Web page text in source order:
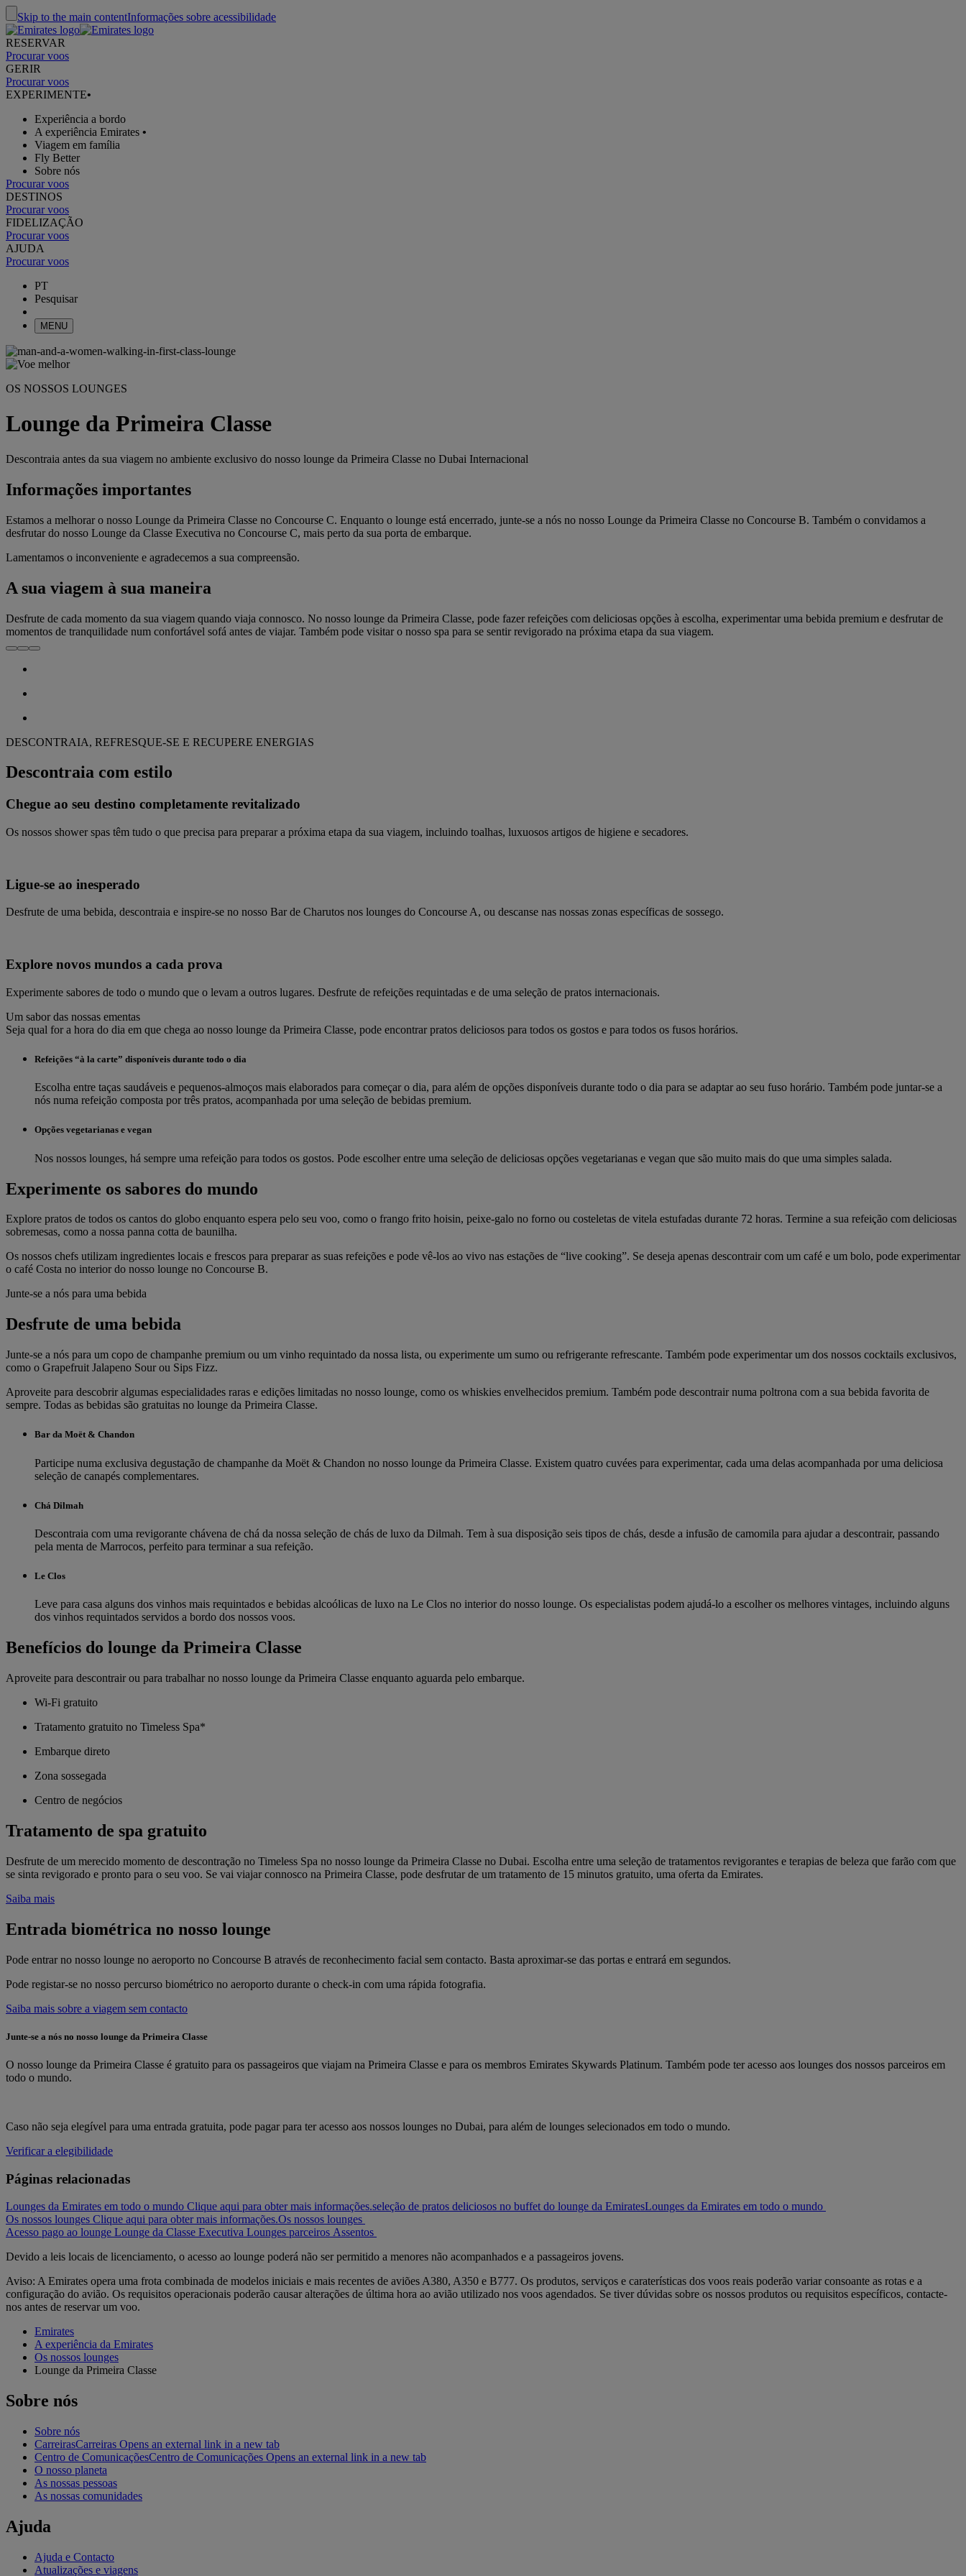
Skip to the main contentInformações sobre acessibilidade
RESERVAR
Procurar voos
GERIR
Procurar voos
EXPERIMENTE•
Experiência a bordo
A experiência Emirates •
Viagem em família
Fly Better
Sobre nós
Procurar voos
DESTINOS
Procurar voos
FIDELIZAÇÃO
Procurar voos
AJUDA
Procurar voos
PT
Pesquisar
MENU
OS NOSSOS LOUNGES
Lounge da Primeira Classe
Descontraia antes da sua viagem no ambiente exclusivo do nosso lounge da Primeira Classe no Dubai Internacional
Informações importantes
Estamos a melhorar o nosso Lounge da Primeira Classe no Concourse C. Enquanto o lounge está encerrado, junte-se a nós no nosso Lounge da Primeira Classe no Concourse B. Também o convidamos a
desfrutar do nosso Lounge da Classe Executiva no Concourse C, mais perto da sua porta de embarque.
Lamentamos o inconveniente e agradecemos a sua compreensão.
A sua viagem à sua maneira
Desfrute de cada momento da sua viagem quando viaja connosco. No nosso lounge da Primeira Classe, pode fazer refeições com deliciosas opções à escolha, experimentar uma bebida premium e desfrutar de
momentos de tranquilidade num confortável sofá antes de viajar. Também pode visitar o nosso spa para se sentir revigorado na próxima etapa da sua viagem.
DESCONTRAIA, REFRESQUE-SE E RECUPERE ENERGIAS
Descontraia com estilo
Chegue ao seu destino completamente revitalizado
Os nossos shower spas têm tudo o que precisa para preparar a próxima etapa da sua viagem, incluindo toalhas, luxuosos artigos de higiene e secadores.
Ligue-se ao inesperado
Desfrute de uma bebida, descontraia e inspire-se no nosso Bar de Charutos nos lounges do Concourse A, ou descanse nas nossas zonas específicas de sossego.
Explore novos mundos a cada prova
Experimente sabores de todo o mundo que o levam a outros lugares. Desfrute de refeições requintadas e de uma seleção de pratos internacionais.
Um sabor das nossas ementas
Seja qual for a hora do dia em que chega ao nosso lounge da Primeira Classe, pode encontrar pratos deliciosos para todos os gostos e para todos os fusos horários.
Refeições “à la carte” disponíveis durante todo o dia
Escolha entre taças saudáveis e pequenos-almoços mais elaborados para começar o dia, para além de opções disponíveis durante todo o dia para se adaptar ao seu fuso horário. Também pode juntar-se a
nós numa refeição composta por três pratos, acompanhada por uma seleção de bebidas premium.
Opções vegetarianas e vegan
Nos nossos lounges, há sempre uma refeição para todos os gostos. Pode escolher entre uma seleção de deliciosas opções vegetarianas e vegan que são muito mais do que uma simples salada.
Experimente os sabores do mundo
Explore pratos de todos os cantos do globo enquanto espera pelo seu voo, como o frango frito hoisin, peixe-galo no forno ou costeletas de vitela estufadas durante 72 horas. Termine a sua refeição com deliciosas
sobremesas, como a nossa panna cotta de baunilha.
Os nossos chefs utilizam ingredientes locais e frescos para preparar as suas refeições e pode vê-los ao vivo nas estações de “live cooking”. Se deseja apenas descontrair com um café e um bolo, pode experimentar
o café Costa no interior do nosso lounge no Concourse B.
Junte-se a nós para uma bebida
Desfrute de uma bebida
Junte-se a nós para um copo de champanhe premium ou um vinho requintado da nossa lista, ou experimente um sumo ou refrigerante refrescante. Também pode experimentar um dos nossos cocktails exclusivos,
como o Grapefruit Jalapeno Sour ou Sips Fizz.
Aproveite para descobrir algumas especialidades raras e edições limitadas no nosso lounge, como os whiskies envelhecidos premium. Também pode descontrair numa poltrona com a sua bebida favorita de
sempre. Todas as bebidas são gratuitas no lounge da Primeira Classe.
Bar da Moët & Chandon
Participe numa exclusiva degustação de champanhe da Moët & Chandon no nosso lounge da Primeira Classe. Existem quatro cuvées para experimentar, cada uma delas acompanhada por uma deliciosa
seleção de canapés complementares.
Chá Dilmah
Descontraia com uma revigorante chávena de chá da nossa seleção de chás de luxo da Dilmah. Tem à sua disposição seis tipos de chás, desde a infusão de camomila para ajudar a descontrair, passando
pela menta de Marrocos, perfeito para terminar a sua refeição.
Le Clos
Leve para casa alguns dos vinhos mais requintados e bebidas alcoólicas de luxo na Le Clos no interior do nosso lounge. Os especialistas podem ajudá-lo a escolher os melhores vintages, incluindo alguns
dos vinhos requintados servidos a bordo dos nossos voos.
Benefícios do lounge da Primeira Classe
Aproveite para descontrair ou para trabalhar no nosso lounge da Primeira Classe enquanto aguarda pelo embarque.
Wi-Fi gratuito
Tratamento gratuito no Timeless Spa*
Embarque direto
Zona sossegada
Centro de negócios
Tratamento de spa gratuito
Desfrute de um merecido momento de descontração no Timeless Spa no nosso lounge da Primeira Classe no Dubai. Escolha entre uma seleção de tratamentos revigorantes e terapias de beleza que farão com que
se sinta revigorado e pronto para o seu voo. Se vai viajar connosco na Primeira Classe, pode desfrutar de um tratamento de 15 minutos gratuito, uma oferta da Emirates.
Saiba mais
Entrada biométrica no nosso lounge
Pode entrar no nosso lounge no aeroporto no Concourse B através de reconhecimento facial sem contacto. Basta aproximar-se das portas e entrará em segundos.
Pode registar-se no nosso percurso biométrico no aeroporto durante o check-in com uma rápida fotografia.
Saiba mais sobre a viagem sem contacto
Junte-se a nós no nosso lounge da Primeira Classe
O nosso lounge da Primeira Classe é gratuito para os passageiros que viajam na Primeira Classe e para os membros Emirates Skywards Platinum. Também pode ter acesso aos lounges dos nossos parceiros em
todo o mundo.
Caso não seja elegível para uma entrada gratuita, pode pagar para ter acesso aos nossos lounges no Dubai, para além de lounges selecionados em todo o mundo.
Verificar a elegibilidade
Páginas relacionadas
Lounges da Emirates em todo o mundo Clique aqui para obter mais informações.seleção de pratos deliciosos no buffet do lounge da EmiratesLounges da Emirates em todo o mundo
Os nossos lounges Clique aqui para obter mais informações.Os nossos lounges
Acesso pago ao lounge Lounge da Classe Executiva Lounges parceiros Assentos
Devido a leis locais de licenciamento, o acesso ao lounge poderá não ser permitido a menores não acompanhados e a passageiros jovens.
Aviso: A Emirates opera uma frota combinada de modelos iniciais e mais recentes de aviões A380, A350 e B777. Os produtos, serviços e caraterísticas dos voos reais poderão variar consoante as rotas e a
configuração do avião. Os requisitos operacionais poderão causar alterações de última hora ao avião utilizado nos voos agendados. Se tiver dúvidas sobre os nossos produtos ou requisitos específicos, contacte-
nos antes de reservar um voo.
Emirates
A experiência da Emirates
Os nossos lounges
Lounge da Primeira Classe
Sobre nós
Sobre nós
CarreirasCarreiras Opens an external link in a new tab
Centro de ComunicaçõesCentro de Comunicações Opens an external link in a new tab
O nosso planeta
As nossas pessoas
As nossas comunidades
Ajuda
Ajuda e Contacto
Atualizações e viagens